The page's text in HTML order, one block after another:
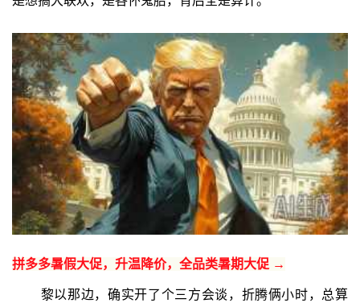
拼多多暑假大促，升温降价，全品类暑期大促 →
黎以那边，确实开了个三方会谈，折腾俩小时，总算